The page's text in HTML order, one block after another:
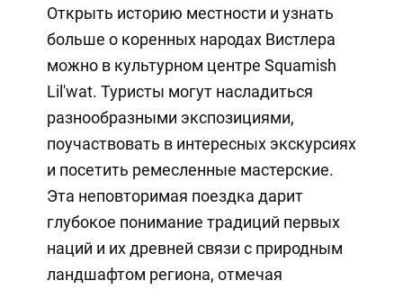
Открыть историю местности и узнать
больше о коренных народах Вистлера
можно в культурном центре Squamish
Lil'wat. Туристы могут насладиться
разнообразными экспозициями,
поучаствовать в интересных экскурсиях
и посетить ремесленные мастерские.
Эта неповторимая поездка дарит
глубокое понимание традиций первых
наций и их древней связи с природным
ландшафтом региона, отмечая